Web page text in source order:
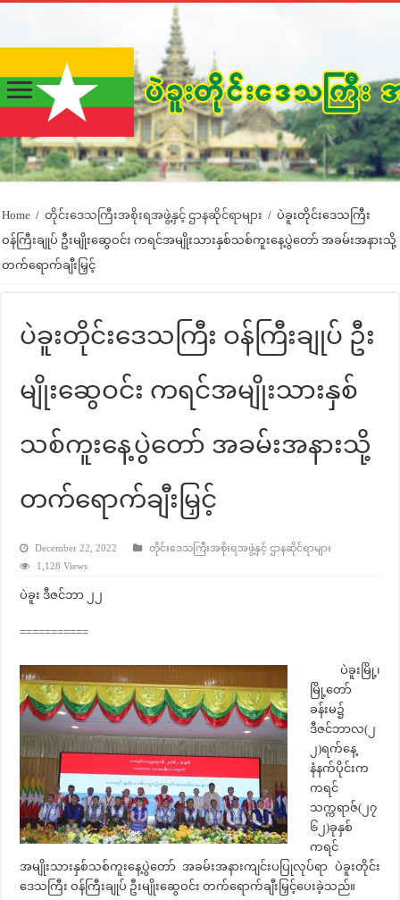
Home / တိုင်းဒေသကြီးအစိုးရအဖွဲ့နှင့် ဌာနဆိုင်ရာများ / ပဲခူးတိုင်းဒေသကြီး
ဝန်ကြီးချုပ် ဦးမျိုးဆွေဝင်း ကရင်အမျိုးသားနှစ်သစ်ကူးနေ့ပွဲတော် အခမ်းအနားသို့
တက်ရောက်ချီးမြှင့်
ပဲခူးတိုင်းဒေသကြီး ဝန်ကြီးချုပ် ဦး
မျိုးဆွေဝင်း ကရင်အမျိုးသားနှစ်
သစ်ကူးနေ့ပွဲတော် အခမ်းအနားသို့
တက်ရောက်ချီးမြှင့်
December 22, 2022
တိုင်းဒေသကြီးအစိုးရအဖွဲ့နှင့် ဌာနဆိုင်ရာများ
1,128 Views
ပဲခူး ဒီဇင်ဘာ ၂၂
===========
ပဲခူးမြို့၊
မြို့တော်
ခန်းမ၌
ဒီဇင်ဘာလ(၂
၂)ရက်နေ့
နံနက်ပိုင်းက
ကရင်
သက္ကရာဇ်(၂၇
၆၂)ခုနှစ်
ကရင်
အမျိုးသားနှစ်သစ်ကူးနေ့ပွဲတော် အခမ်းအနားကျင်းပပြုလုပ်ရာ ပဲခူးတိုင်း
ဒေသကြီး ဝန်ကြီးချုပ် ဦးမျိုးဆွေဝင်း တက်ရောက်ချီးမြှင့်ပေးခဲ့သည်။